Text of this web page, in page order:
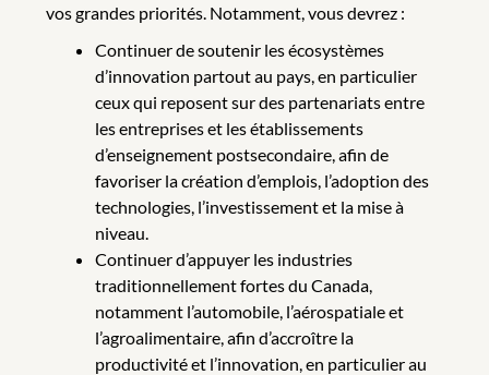
vos grandes priorités. Notamment, vous devrez :
Continuer de soutenir les écosystèmes
d’innovation partout au pays, en particulier
ceux qui reposent sur des partenariats entre
les entreprises et les établissements
d’enseignement postsecondaire, afin de
favoriser la création d’emplois, l’adoption des
technologies, l’investissement et la mise à
niveau.
Continuer d’appuyer les industries
traditionnellement fortes du Canada,
notamment l’automobile, l’aérospatiale et
l’agroalimentaire, afin d’accroître la
productivité et l’innovation, en particulier au